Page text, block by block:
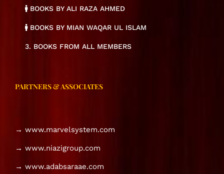
BOOKS BY ALI RAZA AHMED
BOOKS BY MIAN WAQAR UL ISLAM
3. BOOKS FROM ALL MEMBERS
PARTNERS & ASSOCIATES
→ www.marvelsystem.com
→ www.niazigroup.com
→ www.adabsaraae.com